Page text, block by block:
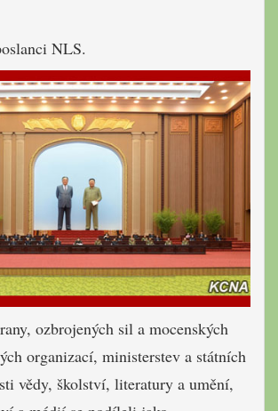
NLS.
ozbrojených sil a mocenských
organizací, ministerstev a státních
vědy, školství, literatury a umění,